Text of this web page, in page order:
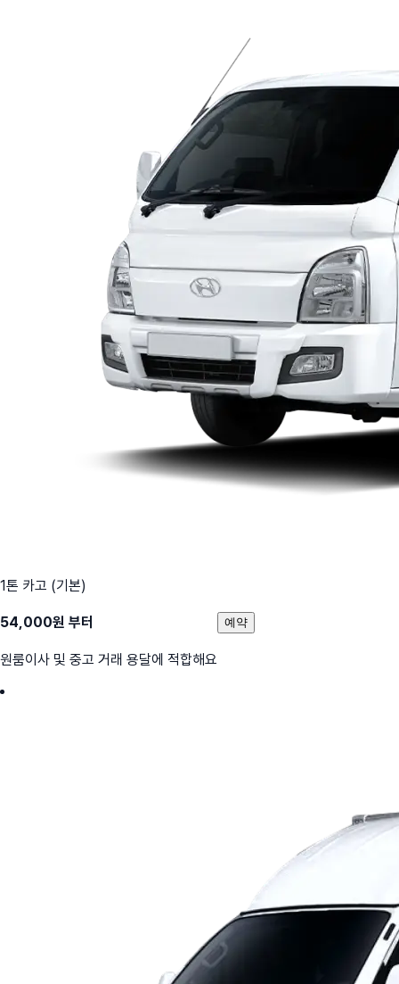
1톤 카고 (기본)
54,000원 부터
원룸이사 및 중고 거래 용달에 적합해요
예약